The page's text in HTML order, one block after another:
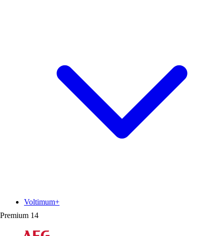
Premium 14
Voltimum+